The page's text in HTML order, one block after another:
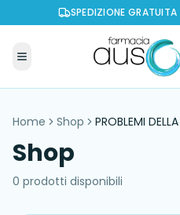
SPEDIZIONE
Home Shop PROBLEMI DELLA
Shop
0 prodotti disponibili